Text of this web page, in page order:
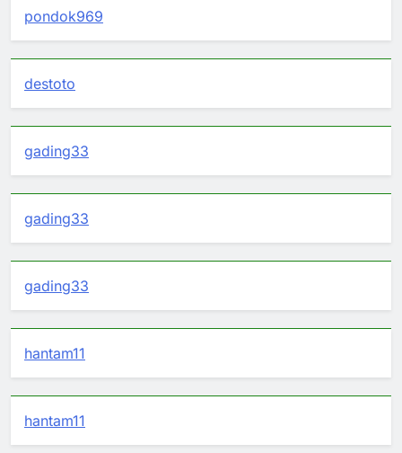
pondok969
destoto
gading33
gading33
gading33
hantam11
hantam11